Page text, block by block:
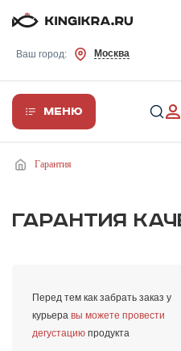
Ваш город: Москва
Меню
Гарантия
ГАРАНТИЯ
Перед тем как забрать заказ у
курьера вы можете провести
дегустацию продукта